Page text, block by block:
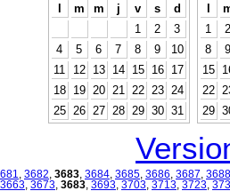
l
m m j v s
d
1
2
3
4
5 6 7 8 9
10
11
12 13 14 15 16
17
18
19 20 21 22 23
24
25
26 27 28 29 30 31
l
1
2
8
9
15
22
29
3682 3683 3684 3685 3686 3687 3688
3663 3673 3683 3693 3703 3713 3723